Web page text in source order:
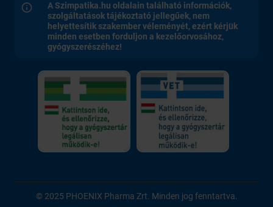
A Szimpatika.hu oldalain található információk,
szolgáltatások tájékoztató jellegűek, nem
helyettesítik szakember véleményét, ezért kérjük
minden esetben forduljon a kezelőorvosához,
gyógyszerészéhez!
© 2025 PHOENIX Pharma Zrt. Minden jog fenntartva.